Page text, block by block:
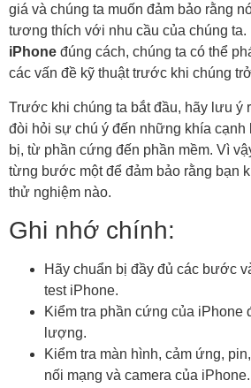
giá và chúng ta muốn đảm bảo rằng
tương thích với nhu cầu của chúng ta.
iPhone đúng cách, chúng ta có thể
các vấn đề kỹ thuật trước khi chúng
Trước khi chúng ta bắt đầu, hãy lưu ý
đòi hỏi sự chú ý đến những khía cạnh
bị, từ phần cứng đến phần mềm. Vì
từng bước một để đảm bảo rằng bạn
thử nghiệm nào.
Ghi nhớ chính:
Hãy chuẩn bị đầy đủ các bước
test iPhone.
Kiểm tra phần cứng của iPhone
lượng.
Kiểm tra màn hình, cảm ứng,
nối mạng và camera của iPhone.